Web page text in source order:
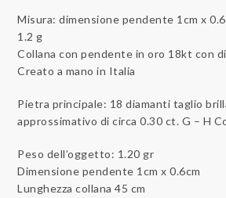
Misura: dimensione pendente 1cm x
1.2 g
Collana con pendente in oro 18kt con
Creato a mano in Italia
Pietra principale: 18 diamanti taglio
approssimativo di circa 0.30 ct. G – H
Peso dell’oggetto: 1.20 gr
Dimensione pendente 1cm x 0.6cm
Lunghezza collana 45 cm